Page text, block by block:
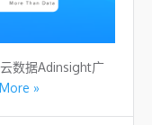
数据Adinsight广
»